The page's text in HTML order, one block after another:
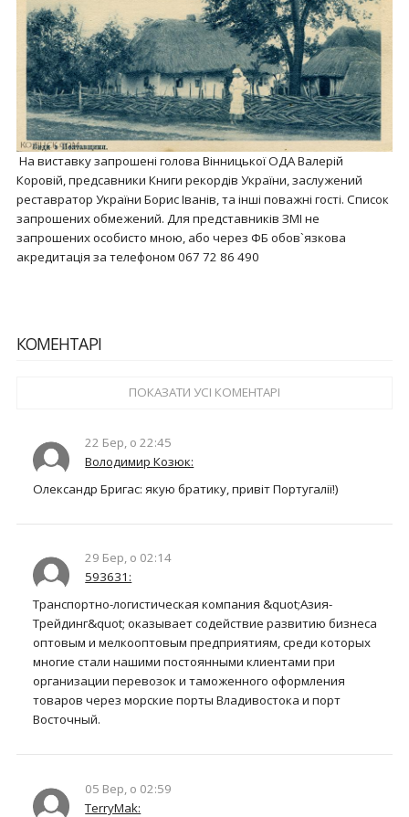
На виставку запрошені голова Вінницької ОДА Валерій
Коровій, предсавники Книги рекордів України, заслужений
реставратор України Борис Іванів, та інші поважні гості. Список
запрошених обмежений. Для представників ЗМІ не
запрошених особисто мною, або через ФБ обов`язкова
акредитація за телефоном 067 72 86 490
КОМЕНТАРІ
ПОКАЗАТИ УСІ КОМЕНТАРІ
22 Бер, о 22:45
Володимир Козюк:
Олександр Бригас: якую братику, привіт Португалії!)
29 Бер, о 02:14
593631:
Транспортно-логистическая компания &quot;Азия-
Трейдинг&quot; оказывает содействие развитию бизнеса
оптовым и мелкооптовым предприятиям, среди которых
многие стали нашими постоянными клиентами при
организации перевозок и таможенного оформления
товаров через морские порты Владивостока и порт
Восточный.
05 Вер, о 02:59
TerryMak: